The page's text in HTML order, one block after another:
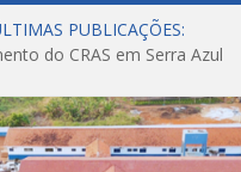
PUBLICAÇÕES:
do CRAS em Serra Azul